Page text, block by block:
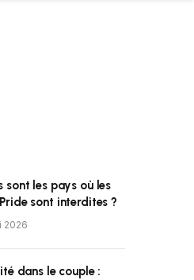
sont les pays où les
sont interdites ?
2026
dans le couple :